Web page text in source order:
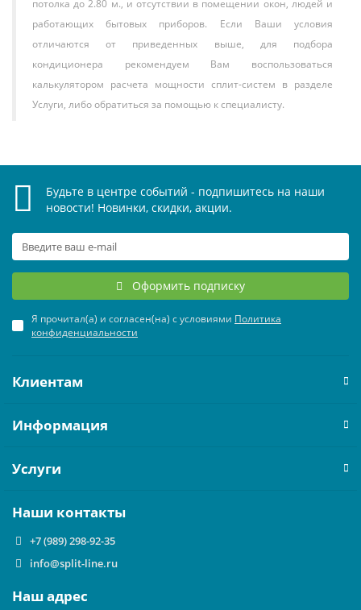
потолка до 2.80 м., и отсутствии в помещении окон, людей и
работающих бытовых приборов. Если Ваши условия
отличаются от приведенных выше, для подбора
кондиционера рекомендуем Вам воспользоваться
калькулятором расчета мощности сплит-систем в разделе
Услуги, либо обратиться за помощью к специалисту.
Будьте в центре событий - подпишитесь на наши
новости! Новинки, скидки, акции.
Оформить подписку
Я прочитал(а) и согласен(на) с условиями Политика
конфиденциальности
Клиентам
Информация
Услуги
Наши контакты
+7 (989) 298-92-35
info@split-line.ru
Наш адрес